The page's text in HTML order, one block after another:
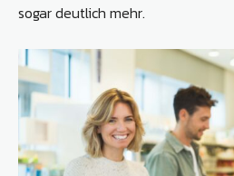
sogar deutlich mehr.